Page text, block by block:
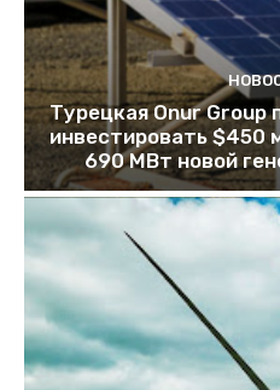
Турецкая Onur Group
инвестировать $450
690 МВт новой